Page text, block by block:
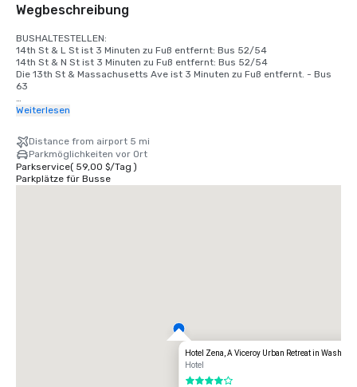
Wegbeschreibung
BUSHALTESTELLEN:
14th St & L St ist 3 Minuten zu Fuß entfernt: Bus 52/54
14th St & N St ist 3 Minuten zu Fuß entfernt: Bus 52/54
Die 13th St & Massachusetts Ave ist 3 Minuten zu Fuß entfernt. - Bus
63
U-BAHNLINIEN/HALTESTELLEN:
Rote Linie: Farragut North
Gelbe Linie: Mt. Kongresszentrum Vernon Sq./7th St.
FLUGHÄFEN:
DCA: 5 Meilen
Weiterlesen
Distance from airport 5 mi
Parkmöglichkeiten vor Ort
Parkservice( 59,00 $/Tag )
Parkplätze für Busse
Hotel Zena, A Viceroy Urban Retreat in
Hotel
4 von 5